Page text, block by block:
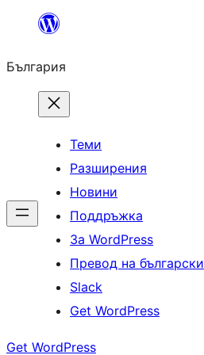
България
Теми
Разширения
Новини
Поддръжка
За WordPress
Превод на български
Slack
Get WordPress
Get WordPress